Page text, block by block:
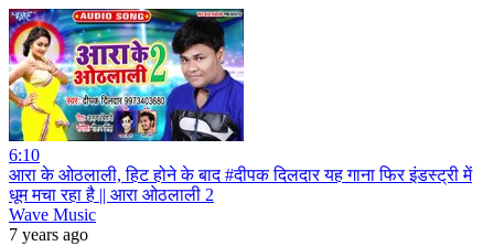
6:10
आरा के ओठलाली, हिट होने के बाद #दीपक दिलदार यह गाना फिर इंडस्ट्री में
धूम मचा रहा है || आरा ओठलाली 2
Wave Music
7 years ago